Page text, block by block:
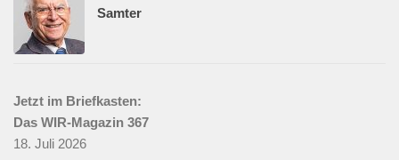
Samter
Jetzt im Briefkasten:
Das WIR-Magazin 367
18. Juli 2026